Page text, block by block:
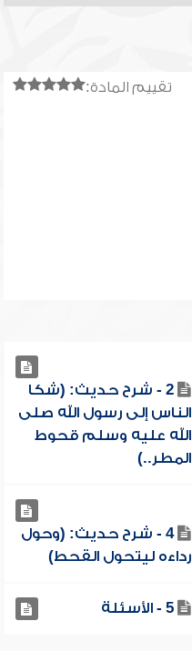
تقييم المادة:
2 - شرح حديث: (شكا
الناس إلى رسول الله صلى
الله عليه وسلم قحوط
المطر..)
4 - شرح حديث: (وحول
رداءه ليتحول القحط)
5 - الأسئلة